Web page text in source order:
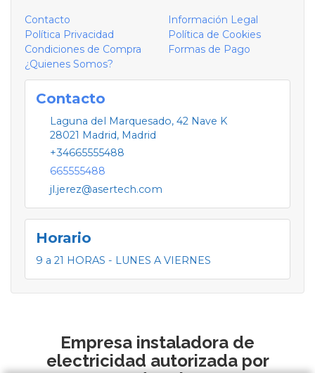
Contacto
Información Legal
Política Privacidad
Política de Cookies
Condiciones de Compra
Formas de Pago
¿Quienes Somos?
Contacto
Laguna del Marquesado, 42 Nave K
28021 Madrid, Madrid
+34665555488
665555488
jl.jerez@asertech.com
Horario
9 a 21 HORAS - LUNES A VIERNES
Empresa instaladora de
electricidad autorizada por